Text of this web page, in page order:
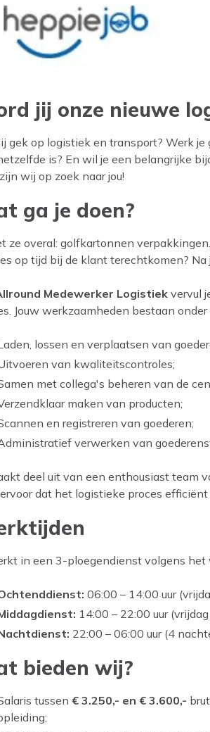
jij onze nieuwe
gek op logistiek en transport? Werk
is? En wil je een belangrijke
wij op zoek naar jou!
ga je doen?
ze overal: golfkartonnen
op tijd bij de klant terechtkomen?
Medewerker Logistiek vervul
Jouw werkzaamheden bestaan onder
lossen en verplaatsen van
van kwaliteitscontroles;
met collega's beheren van de
maken van producten;
en registreren van goederen;
verwerken van
deel uit van een enthousiast team
dat het logistieke proces
in een 3-ploegendienst volgens het
06:00 – 14:00 uur
14:00 – 22:00 uur
22:00 – 06:00 uur (4
bieden wij?
tussen € 3.250,- en € 3.600,-